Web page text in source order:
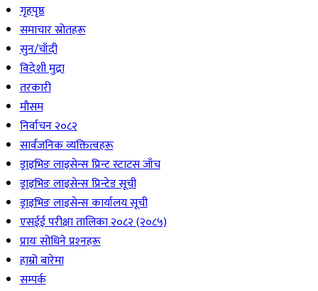
गृहपृष्ठ
समाचार स्रोतहरू
सुन/चाँदी
विदेशी मुद्रा
तरकारी
मौसम
निर्वाचन २०८२
सार्वजनिक व्यक्तित्वहरू
ड्राइभिङ लाइसेन्स प्रिन्ट स्टाटस जाँच
ड्राइभिङ लाइसेन्स प्रिन्टेड सूची
ड्राइभिङ लाइसेन्स कार्यालय सूची
एसईई परीक्षा तालिका २०८२ (२०८५)
प्रायः सोधिने प्रश्‍नहरू
हाम्रो बारेमा
सम्पर्क